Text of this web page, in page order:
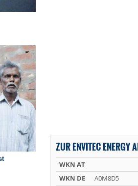
ZUR ENVITEC ENERGY
WKN AT
WKN DE
A0M8D5